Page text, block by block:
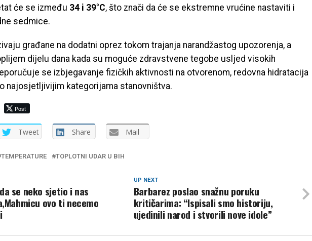
će se između 34 i 39°C, što znači da će se ekstremne vrućine nastaviti i
sedmice.
građane na dodatni oprez tokom trajanja narandžastog upozorenja, a
dijelu dana kada su moguće zdravstvene tegobe usljed visokih
se izbjegavanje fizičkih aktivnosti na otvorenom, redovna hidratacija
najosjetljivijim kategorijama stanovništva.
Post
Tweet Share Mail
TEMPERATURE TOPLOTNI UDAR U BIH
UP NEXT
Barbarez poslao snažnu poruku
kritičarima: “Ispisali smo historiju,
ujedinili narod i stvorili nove idole”
se neko sjetio i nas
ovo ti necemo